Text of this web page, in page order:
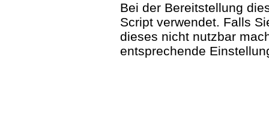
Bei der Bereitstellung
Script verwendet. Falls
dieses nicht nutzbar
entsprechende